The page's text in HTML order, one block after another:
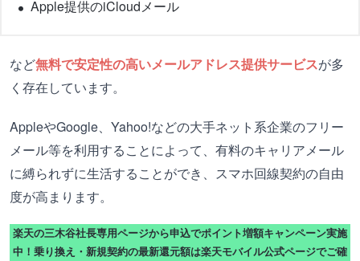
Apple提供のiCloudメール
など無料で安定性の高いメールアドレス提供サービスが多
く存在しています。
AppleやGoogle、Yahoo!などの大手ネット系企業のフリー
メール等を利用することによって、有料のキャリアメール
に縛られずに生活することができ、スマホ回線契約の自由
度が高まります。
楽天の三木谷社長専用ページから申込でポイント増額キャンペーン実施
中！乗り換え・新規契約の最新還元額は楽天モバイル公式ページでご確